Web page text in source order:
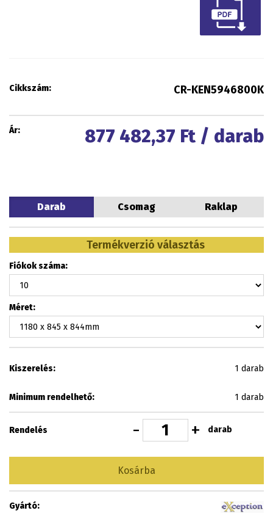
Cikkszám: CR-KEN5946800K
Ár: 877 482,37 Ft / darab
Darab Csomag Raklap
Termékverzió választás
Fiókok száma:
Méret:
Kiszerelés: 1 darab
Minimum rendelhető: 1 darab
Rendelés - + darab
Kosárba
Gyártó: